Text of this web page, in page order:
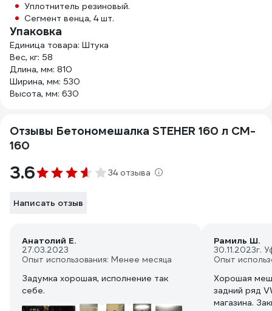
Уплотнитель резиновый.
Сегмент венца, 4 шт.
Упаковка
Единица товара: Штука
Вес, кг: 58
Длина, мм: 810
Ширина, мм: 530
Высота, мм: 630
Отзывы Бетономешалка STEHER 160 л CM-
160
3.6 34 отзыва
Написать отзыв
Анатолий Е.
27.03.2023
Опыт использования: Менее месяца
Задумка хорошая, исполнение так
себе.
Рамиль Ш.
30.11.2023г.
Опыт
Хорошая
задний ряд
магазина.